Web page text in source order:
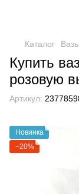
Каталог
Купить
розовую
Артикул:
Новинка
−20%